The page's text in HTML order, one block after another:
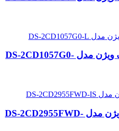
دوربین 5 مگاپیکسلی هایک ویژن مدل DS-2CD1057G0-
دوربین تحت شبکه هایک ویژن مدل DS-2CD2955FWD-